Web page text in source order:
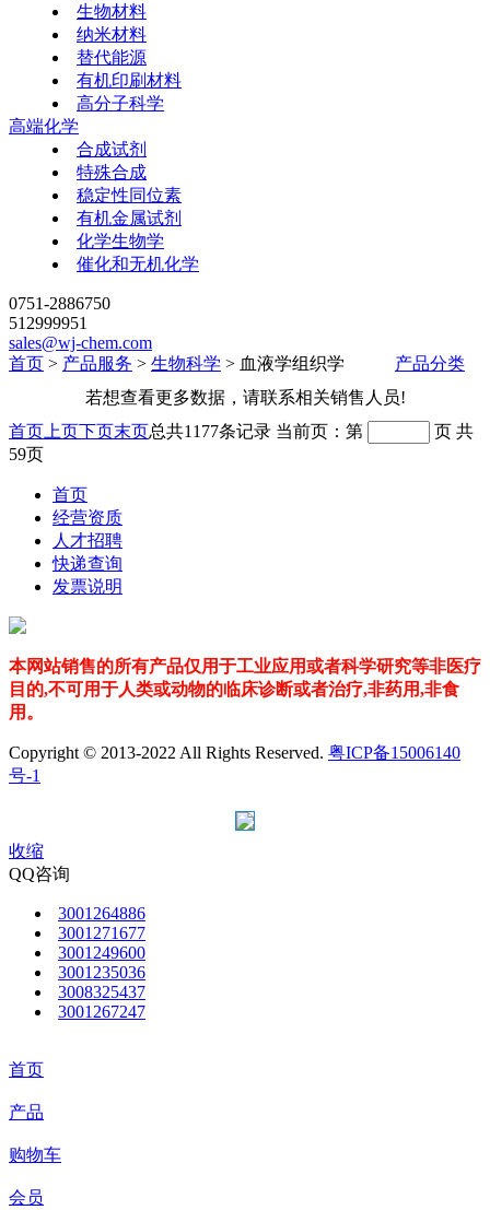
生物材料
纳米材料
替代能源
有机印刷材料
高分子科学
高端化学
合成试剂
特殊合成
稳定性同位素
有机金属试剂
化学生物学
催化和无机化学
0751-2886750
512999951
sales@wj-chem.com
产品分类
首页 > 产品服务 > 生物科学 > 血液学组织学
若想查看更多数据，请联系相关销售人员!
首页 上页下页末页总共1177条记录 当前页：第 页 共
59页
首页
经营资质
人才招聘
快递查询
发票说明
本网站销售的所有产品仅用于工业应用或者科学研究等非医疗
目的,不可用于人类或动物的临床诊断或者治疗,非药用,非食
用。
Copyright © 2013-2022 All Rights Reserved. 粤ICP备15006140
号-1
收缩
QQ咨询
3001264886
3001271677
3001249600
3001235036
3008325437
3001267247
首页
产品
购物车
会员